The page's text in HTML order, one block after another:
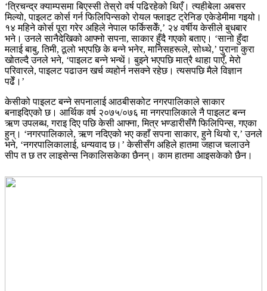
‘त्रिचन्द्र क्याम्पसमा बिएस्सी तेस्रो वर्ष पढिरहेको थिएँ। त्यहीबेला अबसर
मिल्यो, पाइलट कोर्स गर्न फिलिपिन्सको रोयल फ्लाइट ट्रेनिङ एकेडेमीमा गइयो।
१४ महिने कोर्स पूरा गरेर अहिले नेपाल फर्किसकेँ,’ २४ वर्षीय केसीले बुधबार
भने। उनले सानैदेखिको आफ्नो सपना, साकार हुँदै गएको बताए। ‘सानो हुँदा
मलाई बाबु, तिमी, ठूलो भएपछि के बन्ने भनेर, मानिसहरूले, सोध्थे,’ पुराना कुरा
खोतल्दै उनले भने, ‘पाइलट बन्ने भन्थें। बुझ्ने भएपछि मात्रै थाहा पाएँ, मेरो
परिवारले, पाइलट पढाउन खर्च व्यहोर्न नसक्ने रहेछ। त्यसपछि मैले विज्ञान
पढेँ।’
केसीको पाइलट बन्ने सपनालाई आठबीसकोट नगरपालिकाले साकार
बनाइदिएको छ। आर्थिक वर्ष २०७५/०७६ मा नगरपालिकाले नै पाइलट बन्न
ऋण उपलब्ध, गराइ दिए पछि केसी आफ्ना, मित्र भण्डारीसँगै फिलिपिन्स, गएका
हुन्। ‘नगरपालिकाले, ऋण नदिएको भए कहाँ सपना साकार, हुने थियो र,’ उनले
भने, ‘नगरपालिकालाई, धन्यवाद छ।’ केसीसँग अहिले हातमा जहाज चलाउने
सीप त छ तर लाइसेन्स निकालिसकेका छैनन्। काम हातमा आइसकेको छैन।